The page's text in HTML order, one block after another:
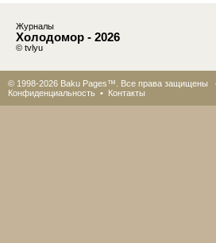
Журналы
Холодомор - 2026
© tvlyu
© 1998-2026 Baku Pages™. Все права защищены
Конфиденциальность • Контакты